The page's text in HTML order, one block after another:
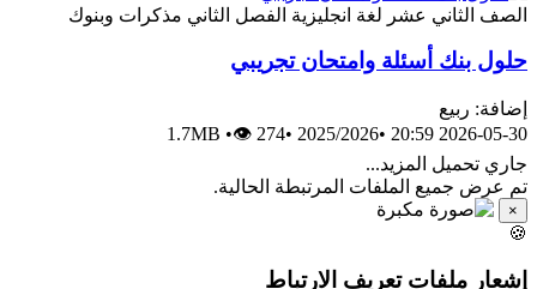
الصف الثاني عشر لغة انجليزية الفصل الثاني مذكرات وبنوك
حلول بنك أسئلة وامتحان تجريبي
إضافة: ربيع
2026-05-30 20:59
•
2025/2026
•
1.7MB •👁 274
جاري تحميل المزيد...
تم عرض جميع الملفات المرتبطة الحالية.
×
🍪
إشعار ملفات تعريف الارتباط